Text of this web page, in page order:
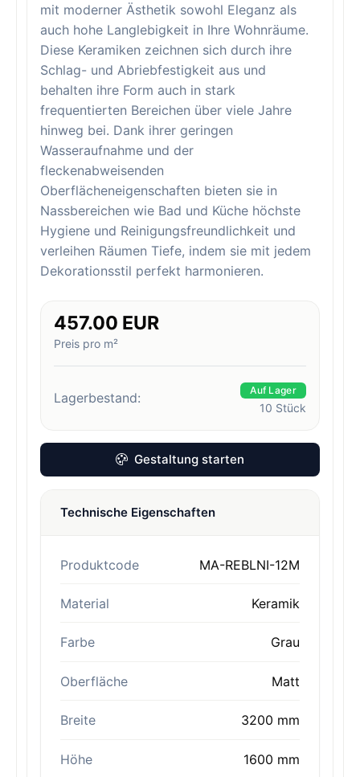
mit moderner Ästhetik sowohl Eleganz als
auch hohe Langlebigkeit in Ihre Wohnräume.
Diese Keramiken zeichnen sich durch ihre
Schlag- und Abriebfestigkeit aus und
behalten ihre Form auch in stark
frequentierten Bereichen über viele Jahre
hinweg bei. Dank ihrer geringen
Wasseraufnahme und der
fleckenabweisenden
Oberflächeneigenschaften bieten sie in
Nassbereichen wie Bad und Küche höchste
Hygiene und Reinigungsfreundlichkeit und
verleihen Räumen Tiefe, indem sie mit jedem
Dekorationsstil perfekt harmonieren.
457.00 EUR
Preis pro m²
Lagerbestand: Auf Lager
10 Stück
Gestaltung starten
Technische Eigenschaften
Produktcode MA-REBLNI-12M
Material Keramik
Farbe Grau
Oberfläche Matt
Breite 3200 mm
Höhe 1600 mm